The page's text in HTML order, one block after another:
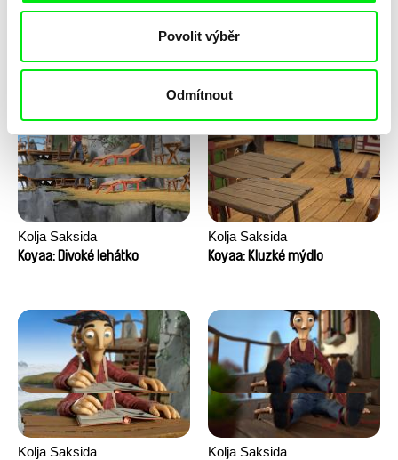
Povolit výběr
Odmítnout
Kočka a pták
Kolja Saksida
Koyaa: Divoké lehátko
Kolja Saksida
Koyaa: Kluzké mýdlo
Kolja Saksida
Kolja Saksida